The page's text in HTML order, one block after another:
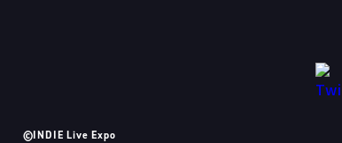
©INDIE Live Expo